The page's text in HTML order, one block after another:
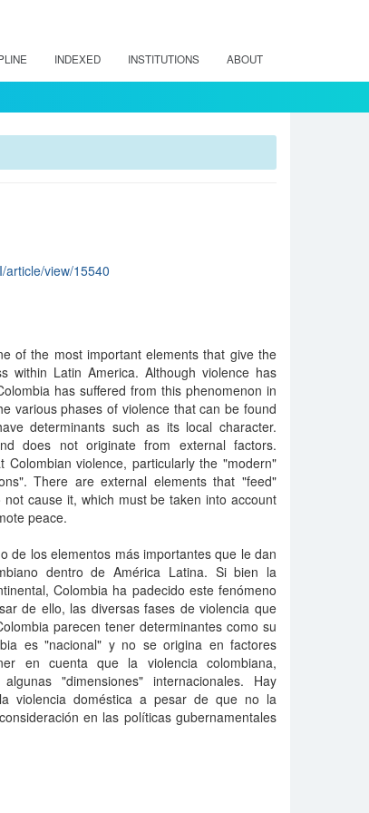
INDEXED INSTITUTIONS ABOUT
article/view/15540
of the most important elements that give the
within Latin America. Although violence has
has suffered from this phenomenon in
various phases of violence that can be found
determinants such as its local character.
does not originate from external factors.
violence, particularly the "modern"
There are external elements that "feed"
cause it, which must be taken into account
peace.
de los elementos más importantes que le dan
dentro de América Latina. Si bien la
Colombia ha padecido este fenómeno
de ello, las diversas fases de violencia que
parecen tener determinantes como su
es "nacional" y no se origina en factores
en cuenta que la violencia colombiana,
"dimensiones" internacionales. Hay
violencia doméstica a pesar de que no la
en las políticas gubernamentales